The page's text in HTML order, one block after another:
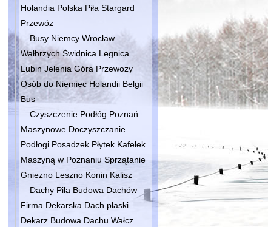
Holandia Polska Piła Stargard
Przewóz
Busy Niemcy Wrocław
Wałbrzych Świdnica Legnica
Lubin Jelenia Góra Przewozy
Osób do Niemiec Holandii Belgii
Bus
Czyszczenie Podłóg Poznań
Maszynowe Doczyszczanie
Podłogi Posadzek Płytek Kafelek
Maszyną w Poznaniu Sprzątanie
Gniezno Leszno Konin Kalisz
Dachy Piła Budowa Dachów
Firma Dekarska Dach płaski
Dekarz Budowa Dachu Wałcz